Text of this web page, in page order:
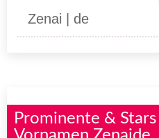
Zenai | de
Prominente &